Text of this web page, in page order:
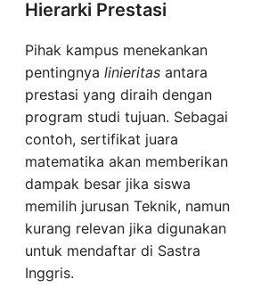
Hierarki Prestasi
Pihak kampus menekankan
pentingnya linieritas antara
prestasi yang diraih dengan
program studi tujuan. Sebagai
contoh, sertifikat juara
matematika akan memberikan
dampak besar jika siswa
memilih jurusan Teknik, namun
kurang relevan jika digunakan
untuk mendaftar di Sastra
Inggris.